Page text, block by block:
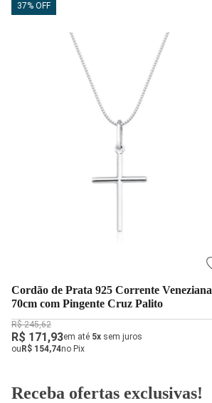
37% OFF
Cordão de Prata 925 Corrente Veneziana
70cm com Pingente Cruz Palito
R$ 245,62
R$ 171,93em até 5x sem juros
ouR$ 154,74no Pix
Receba ofertas exclusivas!